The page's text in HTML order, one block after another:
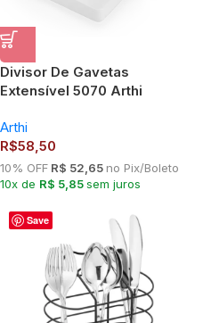
Divisor De Gavetas
Extensível 5070 Arthi
Arthi
R$58,50
10% OFF R$ 52,65 no Pix/Boleto
10x de R$ 5,85sem juros
Save